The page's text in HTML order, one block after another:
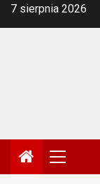
Skip7 sierpnia 2026
Primary
Menu